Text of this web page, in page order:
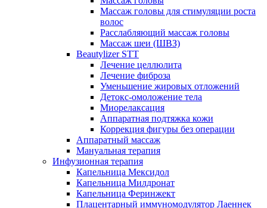
Массаж головы для стимуляции роста
волос
Расслабляющий массаж головы
Массаж шеи (ШВЗ)
Beautylizer STT
Лечение целлюлита
Лечение фиброза
Уменьшение жировых отложений
Детокс-омоложение тела
Миорелаксация
Аппаратная подтяжка кожи
Коррекция фигуры без операции
Аппаратный массаж
Мануальная терапия
Инфузионная терапия
Капельница Мексидол
Капельница Милдронат
Капельница Феринжект
Плацентарный иммуномодулятор Лаеннек